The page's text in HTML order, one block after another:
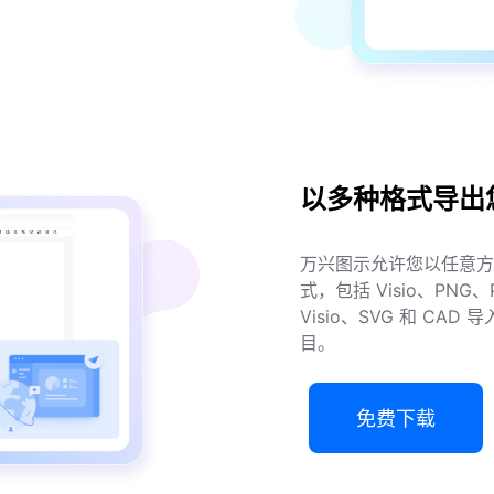
以多种格式导
万兴图示允许您以任意
式，包括 Visio、PNG
Visio、SVG 和 CAD 导
目。
免费下载